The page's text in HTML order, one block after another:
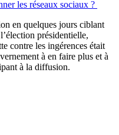
les réseaux sociaux ?
en quelques jours ciblant
présidentielle,
contre les ingérences était
à en faire plus et à
à la diffusion.